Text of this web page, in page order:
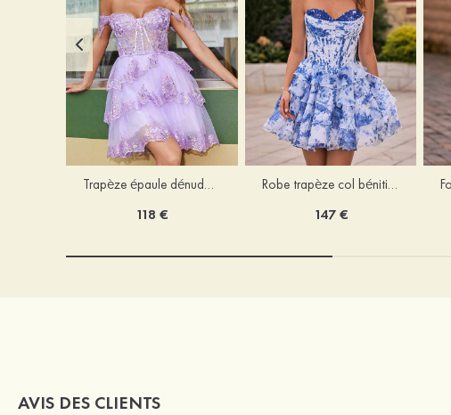
Trapèze épaule dénudée tulle courte/mini robe de fête de la rentrée avec paillettes
118 €
Robe trapèze col bénitier mousseline courte/mini robe de fête de la rentrée avec appliqué
147 €
AVIS DES CLIENTS